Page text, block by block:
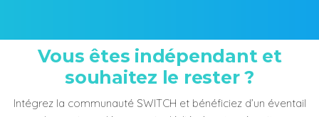
Vous êtes indépendant et
souhaitez le rester ?
Intégrez la communauté SWITCH et bénéficiez d’un éventail